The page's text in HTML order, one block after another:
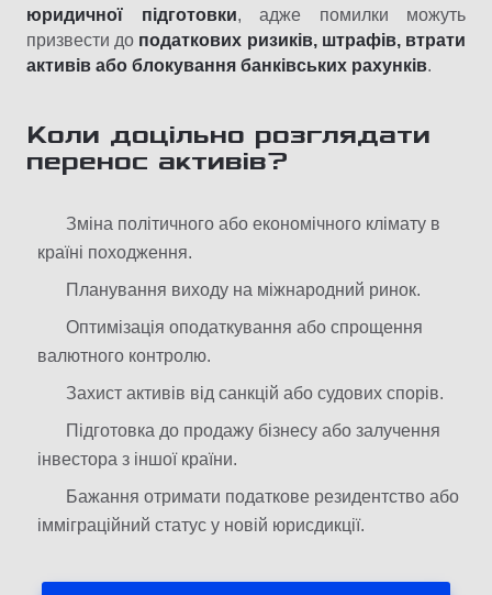
юридичної підготовки, адже помилки можуть
призвести до податкових ризиків, штрафів, втрати
активів або блокування банківських рахунків.
Коли доцільно розглядати
перенос активів?
Зміна політичного або економічного клімату в
країні походження.
Планування виходу на міжнародний ринок.
Оптимізація оподаткування або спрощення
валютного контролю.
Захист активів від санкцій або судових спорів.
Підготовка до продажу бізнесу або залучення
інвестора з іншої країни.
Бажання отримати податкове резидентство або
імміграційний статус у новій юрисдикції.